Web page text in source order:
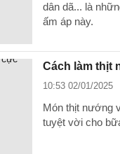
dân dã... là
ấm áp này.
Cách làm thịt
10:53 02/01/2025
Món thịt nướng
tuyệt vời cho